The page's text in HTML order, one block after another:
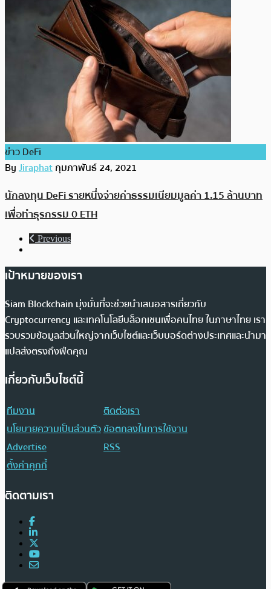
ข่าว DeFi
ByJiraphatกุมภาพันธ์ 24, 2021
นักลงทุน DeFi รายหนึ่งจ่ายค่าธรรมเนียมมูลค่า 1.15 ล้านบาท
เพื่อทำธุรกรรม 0 ETH
Previous
เป้าหมายของเรา
Siam Blockchain มุ่งมั่นที่จะช่วยนำเสนอสารเกี่ยวกับ
Cryptocurrency และเทคโนโลยีบล็อกเชนเพื่อคนไทย ในภาษาไทย เรา
รวบรวมข้อมูลส่วนใหญ่จากเว็บไซต์และเว็บบอร์ดต่างประเทศและนำมา
แปลส่งตรงถึงฟีดคุณ
เกี่ยวกับเว็บไซต์นี้
ทีมงาน
ติดต่อเรา
นโยบายความเป็นส่วนตัวข้อตกลงในการใช้งาน
Advertise
RSS
ตั้งค่าคุกกี้
ติดตามเรา